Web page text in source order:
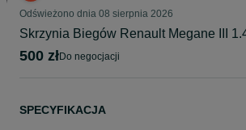
Odświeżono dnia 08 sierpnia 2026
Skrzynia Biegów Renault Megane III
500 zł do negocjacji
SPECYFIKACJA